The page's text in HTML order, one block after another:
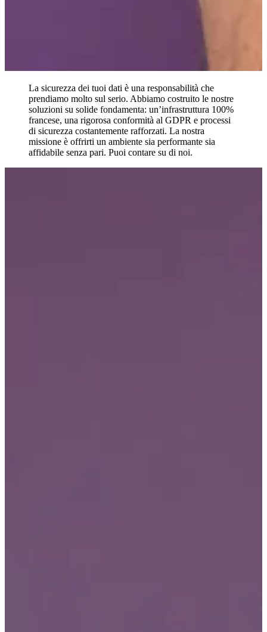
La sicurezza dei tuoi dati è una responsabilità che
prendiamo molto sul serio. Abbiamo costruito le nostre
soluzioni su solide fondamenta: un’infrastruttura 100%
francese, una rigorosa conformità al GDPR e processi
di sicurezza costantemente rafforzati. La nostra
missione è offrirti un ambiente sia performante sia
affidabile senza pari. Puoi contare su di noi.